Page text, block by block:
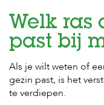
l
s
V
s
s
e
Welk ras
past bij
Als je wilt weten of
gezin past, is het
te verdiepen.